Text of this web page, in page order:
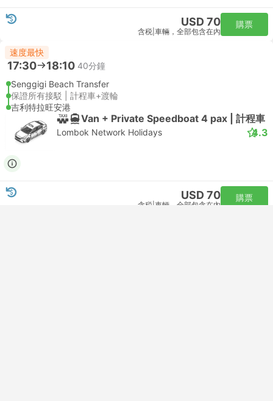
USD 70
含税 車輛，全部包含在內
購票
速度最快
17:30 18:10 40分鐘
Senggigi Beach Transfer
保證所有接駁 | 計程車+渡輪
吉利特拉旺安港
Van + Private Speedboat 4 pax | 計程車
Lombok Network Holidays 4.3
USD 70
含税|車輛，全部包含在內
購票